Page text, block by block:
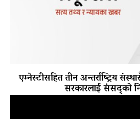
एम्नेस्टीसहित तीन अन्तर्राष्ट्रिय
सरकारलाई संसद्को